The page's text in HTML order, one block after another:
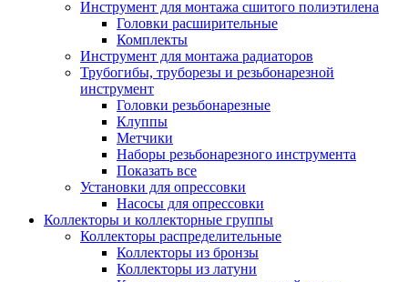
Инструмент для монтажа сшитого полиэтилена
Головки расширительные
Комплекты
Инструмент для монтажа радиаторов
Трубогибы, труборезы и резьбонарезной
инструмент
Головки резьбонарезные
Клуппы
Метчики
Наборы резьбонарезного инструмента
Показать все
Установки для опрессовки
Насосы для опрессовки
Коллекторы и коллекторные группы
Коллекторы распределительные
Коллекторы из бронзы
Коллекторы из латуни